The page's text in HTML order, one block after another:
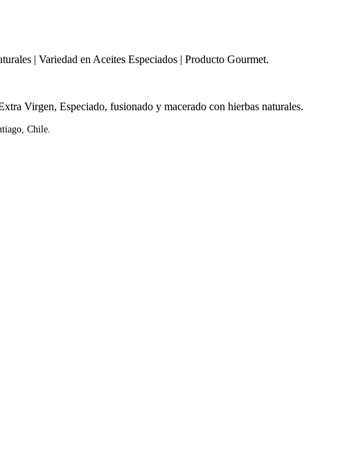
| Variedad en Aceites Especiados | Producto Gourmet.
Virgen, Especiado, fusionado y macerado con hierbas naturales.
Chile.